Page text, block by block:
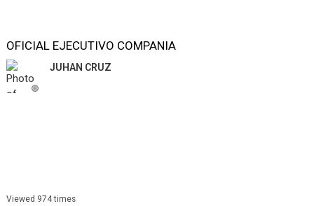
OFICIAL EJECUTIVO COMPANIA
JUHAN CRUZ
Viewed 974 times